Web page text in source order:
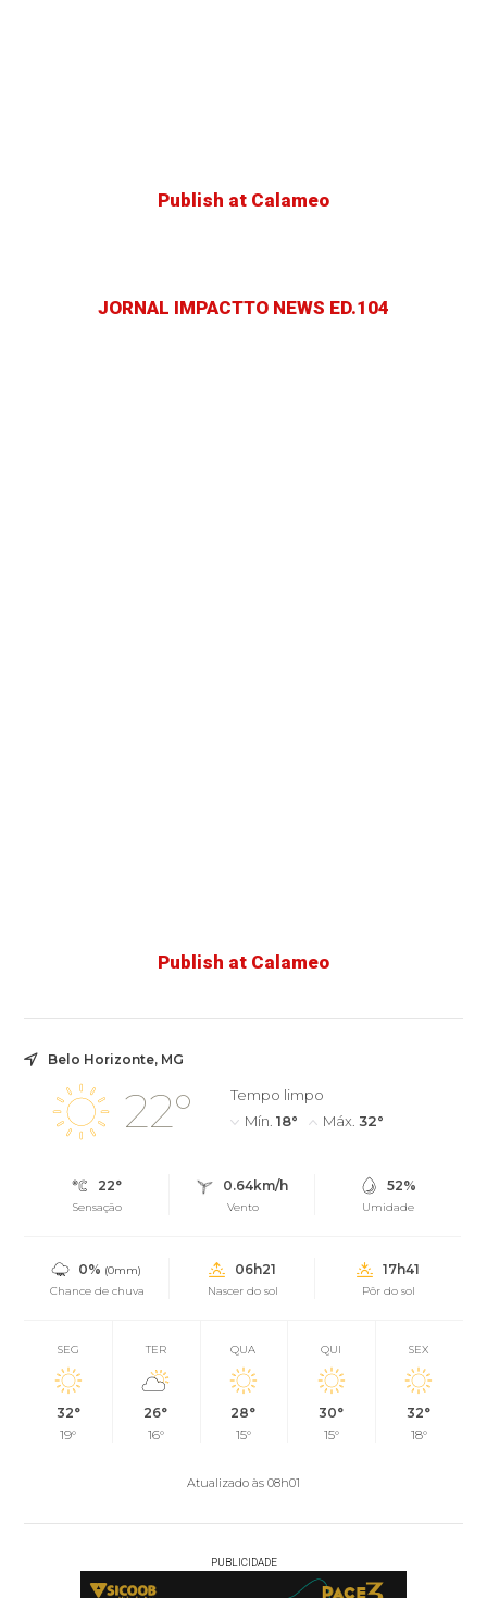
Publish at Calameo
JORNAL IMPACTTO NEWS ED.104
Publish at Calameo
Belo Horizonte, MG
22°
Tempo limpo
Mín. 18° Máx. 32°
22°
Sensação
0.64km/h
Vento
52%
Umidade
0% (0mm)
Chance de chuva
06h21
Nascer do sol
17h41
Pôr do sol
SEG
32°
19°
TER
26°
16°
QUA
28°
15°
QUI
30°
15°
SEX
32°
18°
Atualizado às 08h01
PUBLICIDADE